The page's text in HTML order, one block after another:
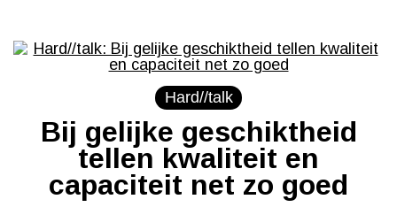
Hard//talk
Bij gelijke geschiktheid
tellen kwaliteit en
capaciteit net zo goed